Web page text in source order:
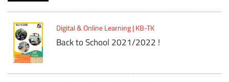
Digital & Online Learning | KB-TK
Back to School 2021/2022 !